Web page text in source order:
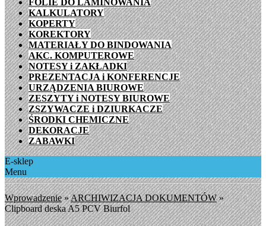
FOLIE DO LAMINOWANIA
KALKULATORY
KOPERTY
KOREKTORY
MATERIAŁY DO BINDOWANIA
AKC. KOMPUTEROWE
NOTESY i ZAKŁADKI
PREZENTACJA i KONFERENCJE
URZĄDZENIA BIUROWE
ZESZYTY i NOTESY BIUROWE
ZSZYWACZE i DZIURKACZE
ŚRODKI CHEMICZNE
DEKORACJE
ZABAWKI
E-sklep
Menu
Wprowadzenie »ARCHIWIZACJA DOKUMENTÓW »
Clipboard deska A5 PCV Biurfol